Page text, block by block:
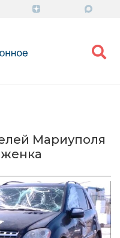
Мариуполя